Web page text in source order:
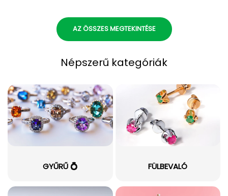
AZ ÖSSZES MEGTEKINTÉSE
Népszerű kategóriák
GYŰRŰ 💍 FÜLBEVALÓ